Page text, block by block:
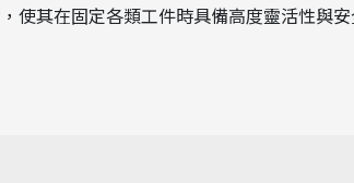
使其在固定各類工件時具備高度靈活性與安